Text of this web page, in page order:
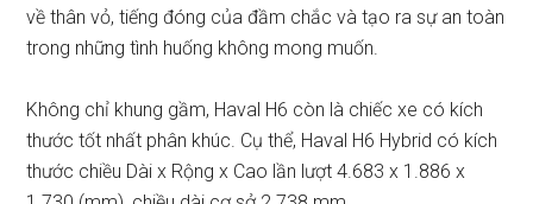
về thân vỏ, tiếng đóng của đầm chắc và tạo ra sự an toàn
trong những tình huống không mong muốn.
Không chỉ khung gầm, Haval H6 còn là chiếc xe có kích
thước tốt nhất phân khúc. Cụ thể, Haval H6 Hybrid có kích
thước chiều Dài x Rộng x Cao lần lượt 4.683 x 1.886 x